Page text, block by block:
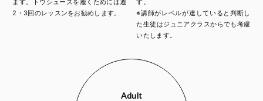
ます。トウシューズを履くためには週
2・3回のレッスンをお勧めします。
す。
※講師がレベルが達していると判断し
た生徒はジュニアクラスからでも考慮
いたします。
Adult